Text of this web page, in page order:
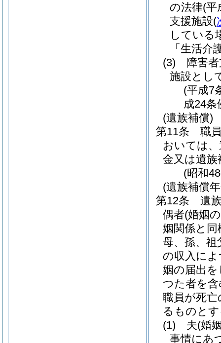
の法律(平
支援施設(
している
「生活介
(3)
障害
施設とし
(平成7
成24条
(遺族補償)
第11条
職
おいては
金又は遺
(昭和
(遺族補償
第12条
遺
偶者(婚姻
姻関係と
母、孫、
の収入に
姻の届出
つた者を含
職員が死亡
るものと
(1)
夫(婚
事情にあ